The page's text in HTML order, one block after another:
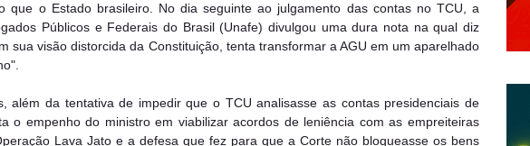
que o Estado brasileiro. No dia seguinte ao julgamento das contas no TCU, a
Públicos e Federais do Brasil (Unafe) divulgou uma dura nota na qual diz
sua visão distorcida da Constituição, tenta transformar a AGU em um aparelhado
além da tentativa de impedir que o TCU analisasse as contas presidenciais de
o empenho do ministro em viabilizar acordos de leniência com as empreiteiras
Lava Jato e a defesa que fez para que a Corte não bloqueasse os bens